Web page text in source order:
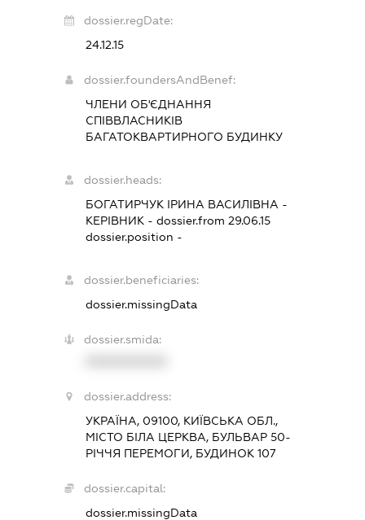
dossier.regDate:
24.12.15
dossier.foundersAndBenef:
ЧЛЕНИ ОБ'ЄДНАННЯ
СПІВВЛАСНИКІВ
БАГАТОКВАРТИРНОГО БУДИНКУ
dossier.heads:
БОГАТИРЧУК ІРИНА ВАСИЛІВНА -
КЕРІВНИК - dossier.from 29.06.15
dossier.position -
dossier.beneficiaries:
dossier.missingData
dossier.smida:
dossier.address:
УКРАЇНА, 09100, КИЇВСЬКА ОБЛ.,
МІСТО БІЛА ЦЕРКВА, БУЛЬВАР 50-
РІЧЧЯ ПЕРЕМОГИ, БУДИНОК 107
dossier.capital:
dossier.missingData